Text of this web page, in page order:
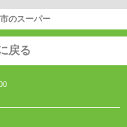
のスーパー
戻る